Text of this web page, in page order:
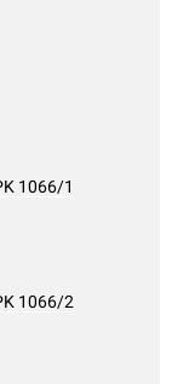
1066/1
1066/2